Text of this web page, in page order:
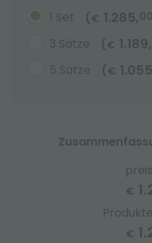
1 Set ( € 1.285,00
3 Sätze
( € 1.189,
5 Sätze
( €
€
€